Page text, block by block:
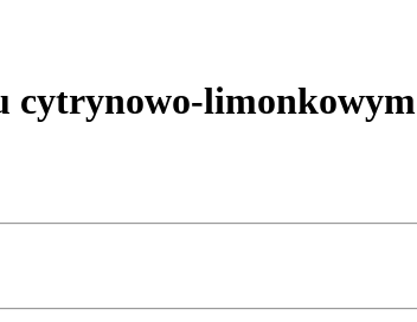
cytrynowo-limonkowym